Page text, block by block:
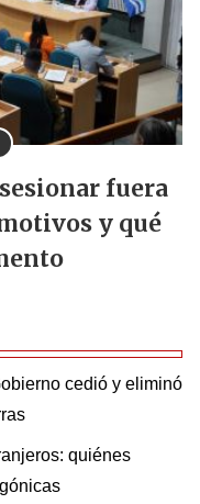
fuera
y qué
cedió y eliminó
quiénes